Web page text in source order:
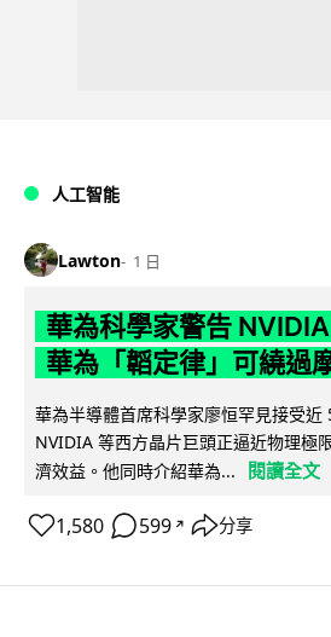
人工智能
Lawton 1 日
華為科學家警告
華為「韜定律」可繞過
華為半導體首席科學家廖恒罕見接受近
NVIDIA 等西方晶片巨頭正逼近物理極
濟效益。他同時介紹華為...
閱讀全文
1,580 599 ↗ 分享